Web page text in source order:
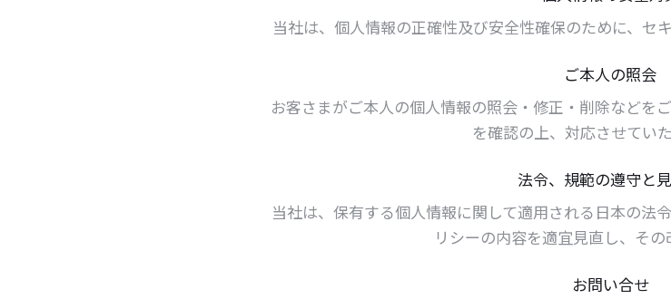
当社は、個人情報の正確性及び安全性確保のために、セ
ご本人の照会
お客さまがご本人の個人情報の照会・修正・削除などを
を確認の上、対応させていた
法令、規範の遵守と
当社は、保有する個人情報に関して適用される日本の法
リシーの内容を適宜見直し、その
お問い合せ